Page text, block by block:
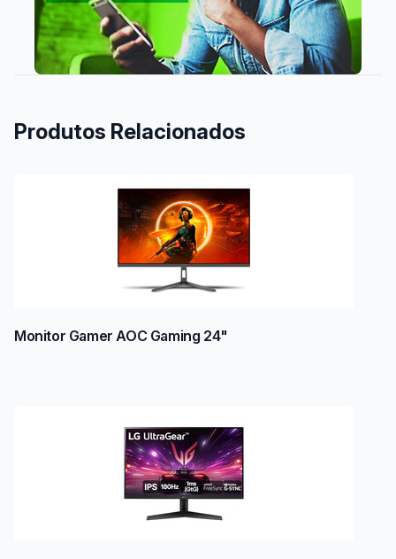
Produtos Relacionados
Monitor Gamer AOC Gaming 24"